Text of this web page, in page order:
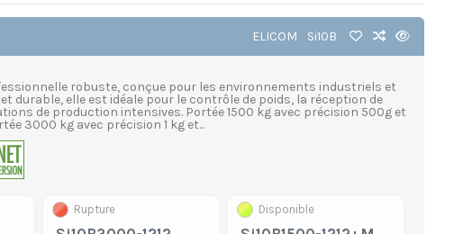
ELICOM Si10B
robuste, conçue pour les environnements industriels et
durable, elle est idéale pour le contrôle de poids, la réception de
de production intensives. Portée 1500 kg avec précision 500g et
3000 kg avec précision 1 kg et...
Rupture Disponible